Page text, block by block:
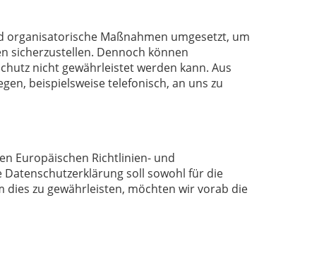
Maßnahmen umgesetzt, um
sicherzustellen. Dennoch können
nicht gewährleistet werden kann. Aus
beispielsweise telefonisch, an uns zu
Europäischen Richtlinien- und
soll sowohl für die
zu gewährleisten, möchten wir vorab die